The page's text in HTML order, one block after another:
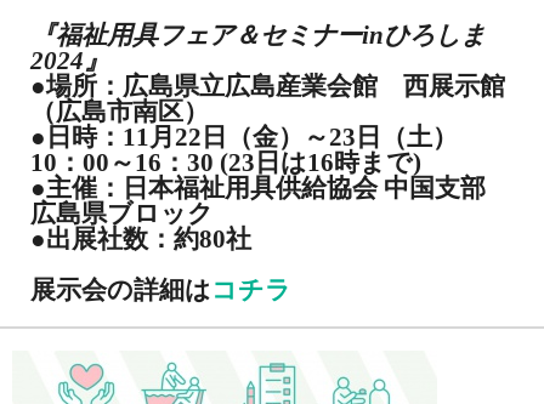
『福祉用具フェア＆セミナーinひろしま
2024』
●場所：広島県立広島産業会館 西展示館
（広島市南区）
●日時：11月22日（金）～23日（土）
10：00～16：30 (23日は16時まで)
●主催：日本福祉用具供給協会 中国支部
広島県ブロック
●出展社数：約80社
展示会の詳細はコチラ